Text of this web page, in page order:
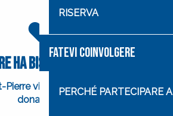
RISERVA
FATEVI COINVOLGERE
PERCHÉ PARTECIPARE
ha bisogno di mani
Pierre vive esclusivamente di
donazioni.